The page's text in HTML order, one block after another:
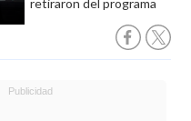
retiraron del programa